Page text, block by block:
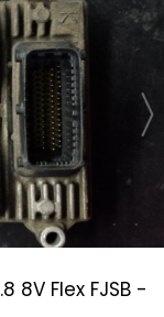
8V Flex FJSB -